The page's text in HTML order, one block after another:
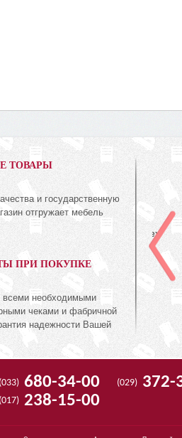
ТОВАРЫ
и государственную
отгружает мебель
ПРИ ПОКУПКЕ
всеми необходимыми
чеками и фабричной
надежности Вашей
0%
Комод
КМК 0435.2
Коллекция «Амелия Орех
(033) 680-34-00 (029) 372-
(017) 238-15-00